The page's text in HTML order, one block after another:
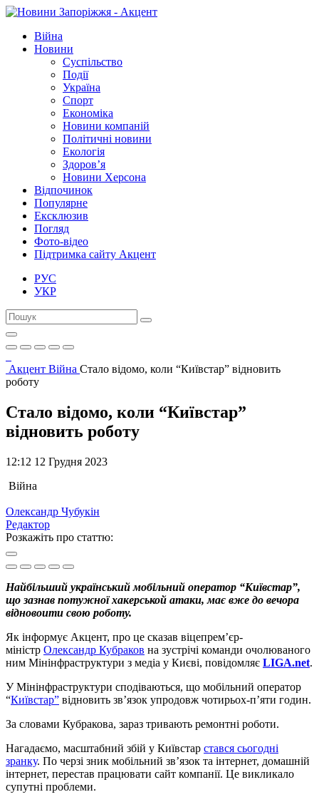
Війна
Новини
Суспільство
Події
Україна
Спорт
Економіка
Новини компаній
Політичні новини
Екологія
Здоров’я
Новини Херсона
Відпочинок
Популярне
Ексклюзив
Погляд
Фото-відео
Підтримка сайту Акцент
РУС
УКР
Акцент Війна Стало відомо, коли “Київстар” відновить
роботу
Стало відомо, коли “Київстар”
відновить роботу
12:12 12 Грудня 2023
Війна
Олександр Чубукін
Редактор
Розкажіть про статтю:
Найбільший український мобільний оператор “Київстар”,
що зазнав потужної хакерськой атаки, має вже до вечора
відновоити свою роботу.
Як інформує Акцент, про це сказав віцепрем’єр-
міністр Олександр Кубраков на зустрічі команди очолюваного
ним Мінінфраструктури з медіа у Києві, повідомляє LIGA.net.
У Мінінфраструктури сподіваються, що мобільний оператор
“Київстар” відновить звʼязок упродовж чотирьох-пʼяти годин.
За словами Кубракова, зараз тривають ремонтні роботи.
Нагадаємо, масштабний збій у Київстар стався сьогодні
зранку. По черзі зник мобільний зв’язок та інтернет, домашній
інтернет, перестав працювати сайт компанії. Це викликало
супутні проблеми.